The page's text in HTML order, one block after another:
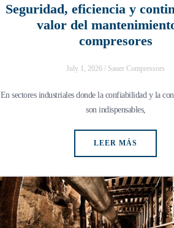
Seguridad, eficiencia y
valor del
compresores
July 1, 2026 / Sauer Compressors
En sectores industriales donde la confiabilidad y la
son indispensables,
LEER MÁS